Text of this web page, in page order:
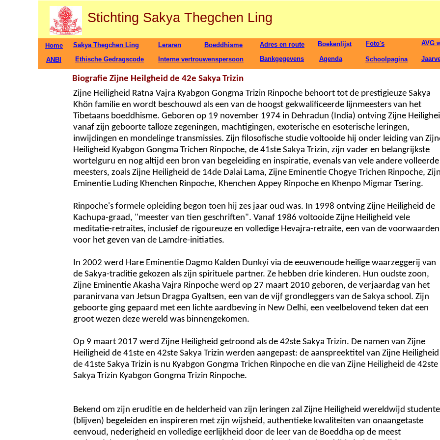
Zijne Heiligheid Ratna Vajra Kyabgon Gongma Trizin Rinpoche behoort tot de prestigieuze Sakya
Khön familie en wordt beschouwd als een van de hoogst gekwalificeerde lijnmeesters van het
Tibetaans boeddhisme. Geboren op 19 november 1974 in Dehradun (India) ontving Zijne
vanaf zijn geboorte talloze zegeningen, machtigingen, exoterische en esoterische leringen,
inwijdingen en mondelinge transmissies. Zijn filosofische studie voltooide hij onder leiding van
Heiligheid Kyabgon Gongma Trichen Rinpoche, de 41ste Sakya Trizin, zijn vader en belangrijkste
wortelguru en nog altijd een bron van begeleiding en inspiratie, evenals van vele andere volleerde
meesters, zoals Zijne Heiligheid de 14de Dalai Lama, Zijne Eminentie Chogye Trichen Rinpoche,
Eminentie Luding Khenchen Rinpoche, Khenchen Appey Rinpoche en Khenpo Migmar Tsering.
Rinpoche's formele opleiding begon toen hij zes jaar oud was. In 1998 ontving Zijne Heiligheid de
Kachupa-graad, "meester van tien geschriften". Vanaf 1986 voltooide Zijne Heiligheid vele
meditatie-retraites, inclusief de rigoureuze en volledige Hevajra-retraite, een van de voorwaarden
voor het geven van de Lamdre-initiaties.
In 2002 werd Hare Eminentie Dagmo Kalden Dunkyi via de eeuwenoude heilige waarzeggerij van
de Sakya-traditie gekozen als zijn spirituele partner. Ze hebben drie kinderen. Hun oudste zoon,
Zijne Eminentie Akasha Vajra Rinpoche werd op 27 maart 2010 geboren, de verjaardag van het
paranirvana van Jetsun Dragpa Gyaltsen, een van de vijf grondleggers van de Sakya school. Zijn
geboorte ging gepaard met een lichte aardbeving in New Delhi, een veelbelovend teken dat een
groot wezen deze wereld was binnengekomen.
Op 9 maart 2017 werd Zijne Heiligheid getroond als de 42ste Sakya Trizin. De namen van Zijne
Heiligheid de 41ste en 42ste Sakya Trizin werden aangepast: de aanspreektitel van Zijne Heiligheid
de 41ste Sakya Trizin is nu Kyabgon Gongma Trichen Rinpoche en die van Zijne Heiligheid de 42ste
Sakya Trizin Kyabgon Gongma Trizin Rinpoche.
Bekend om zijn eruditie en de helderheid van zijn leringen zal Zijne Heiligheid wereldwijd
(blijven) begeleiden en inspireren met zijn wijsheid, authentieke kwaliteiten van onaangetaste
eenvoud, nederigheid en volledige eerlijkheid door de leer van de Boeddha op de meest
Biografie Zijne Heilgheid de 42e Sakya Trizin
Stichting Sakya Thegchen Ling
Home Boeddhisme
Sakya Thegchen Ling Leraren
Agenda
ANBI
Boekenlijst
Adres en route
Schoolpagina
Foto's AVG
Ethische Gedragscode Bankgegevens
Interne vertrouwenspersoon